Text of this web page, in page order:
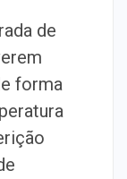
de
forma